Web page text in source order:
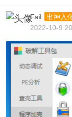
Fail
出神入
2022-10-9